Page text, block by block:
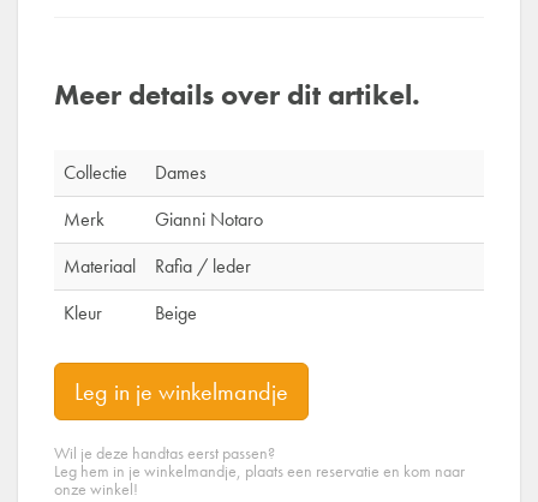
Meer details over dit artikel.
Collectie
Dames
Merk
Gianni Notaro
Materiaal
Rafia / leder
Kleur
Beige
Leg in je winkelmandje
Wil je deze handtas eerst passen?
Leg hem in je winkelmandje, plaats een reservatie en kom naar
onze winkel!